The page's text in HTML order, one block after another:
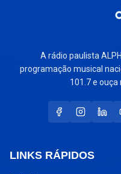
A rádio paulista
programação musical
101.7 e ouça
LINKS RÁPIDOS